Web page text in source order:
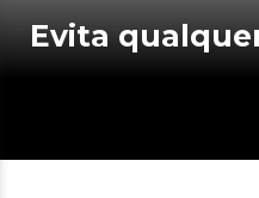
Evita